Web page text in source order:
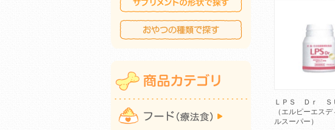
ＬＰＳ Ｄｒ Ｓ
（エルピーエス
ルスーパー）